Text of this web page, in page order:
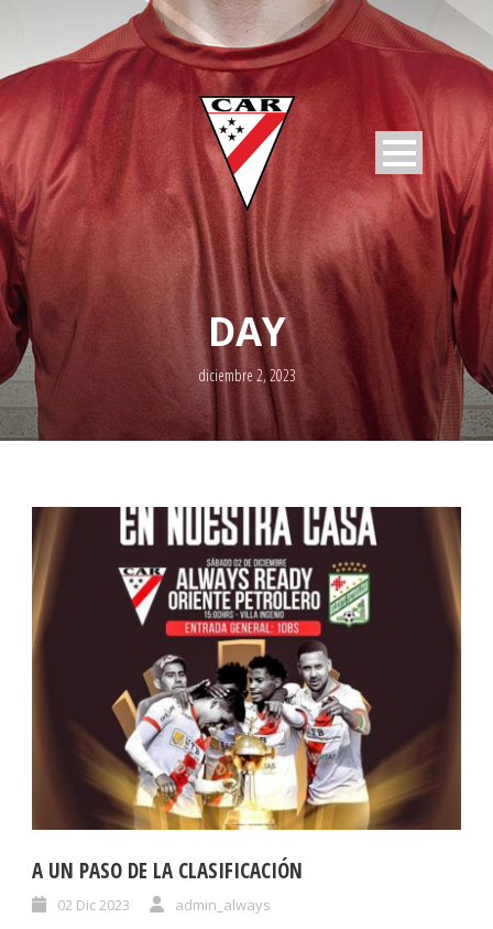
DAY
diciembre 2, 2023
A UN PASO DE LA CLASIFICACIÓN
02 Dic 2023 admin_always